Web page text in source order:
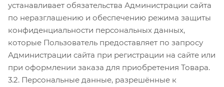
устанавливает обязательства Администрации сайта
по неразглашению и обеспечению режима защиты
конфиденциальности персональных данных,
которые Пользователь предоставляет по запросу
Администрации сайта при регистрации на сайте или
при оформлении заказа для приобретения Товара.
3.2. Персональные данные, разрешённые к